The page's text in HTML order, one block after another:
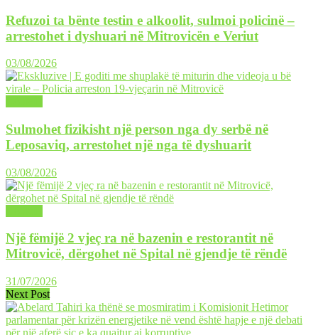
Refuzoi ta bënte testin e alkoolit, sulmoi policinë –
arrestohet i dyshuari në Mitrovicën e Veriut
03/08/2026
Sulmohet fizikisht një person nga dy serbë në
Leposaviq, arrestohet një nga të dyshuarit
03/08/2026
Një fëmijë 2 vjeç ra në bazenin e restorantit në
Mitrovicë, dërgohet në Spital në gjendje të rëndë
31/07/2026
Next Post